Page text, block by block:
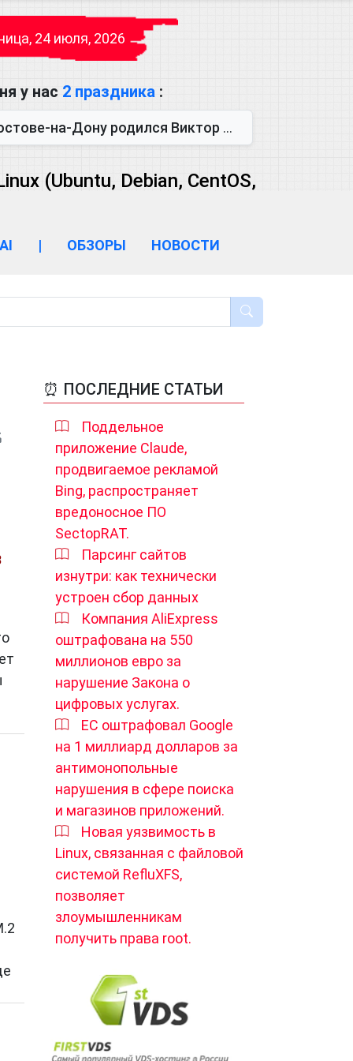
24 июля, 2026
у нас 2 праздника :
Виктор Михайлович Глушков. Под руководством Виктора Михайло...
(Ubuntu, Debian, CentOS,
AI | ОБЗОРЫ НОВОСТИ
⏰ ПОСЛЕДНИЕ СТАТЬИ
Поддельное
приложение Claude,
продвигаемое рекламой
Bing, распространяет
вредоносное ПО
SectopRAT.
Парсинг сайтов
изнутри: как технически
устроен сбор данных
Компания AliExpress
оштрафована на 550
миллионов евро за
нарушение Закона о
цифровых услугах.
ЕС оштрафовал Google
на 1 миллиард долларов за
антимонопольные
нарушения в сфере поиска
и магазинов приложений.
Новая уязвимость в
Linux, связанная с файловой
системой RefluXFS,
позволяет
злоумышленникам
получить права root.